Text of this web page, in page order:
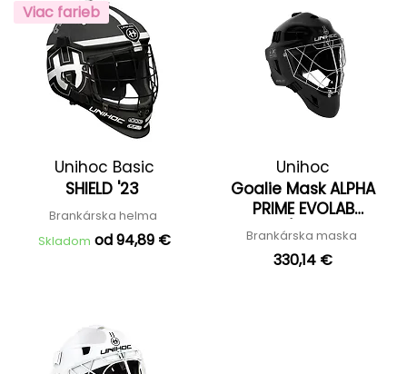
Viac farieb
Unihoc Basic
SHIELD '23
Brankárska helma
Skladom od 94,89 €
Unihoc
Goalie Mask ALPHA
PRIME EVOLAB
black/silver '26
Brankárska maska
330,14 €